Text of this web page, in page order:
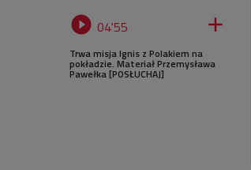
 04'55 
Trwa misja Ignis z Polakiem na
pokładzie. Materiał Przemysława
Pawełka [POSŁUCHAJ]